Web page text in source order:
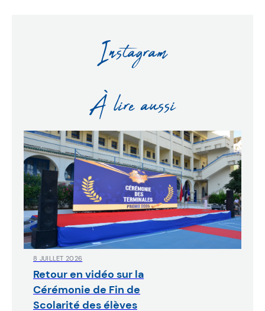
Instagram
À lire aussi
8 JUILLET 2026
Retour en vidéo sur la
Cérémonie de Fin de
Scolarité des élèves